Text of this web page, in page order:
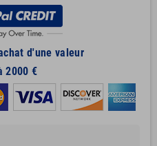
d'une valeur
2000 €